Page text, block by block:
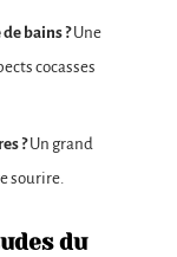
bains ?Une
cocasses
?Un grand
sourire.
du